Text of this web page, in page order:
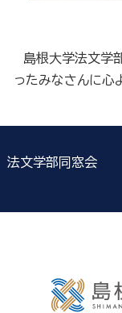
島根大学法文学
ったみなさんに心
法文学部同窓会